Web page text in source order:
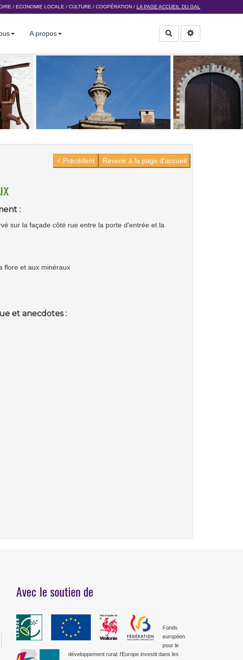
/ ECONOMIE LOCALE / CULTURE / COOPÉRATION / LA PAGE ACCUEIL DU GAL
A propos Rechercher
Revenir à la page d'accueil
< Précédent
:
sur la façade côté rue entre la porte d'entrée et la
flore et aux minéraux
et anecdotes :
Avec le soutien de
Fonds
européen
pour le
développement rural: l'Europe investit dans les